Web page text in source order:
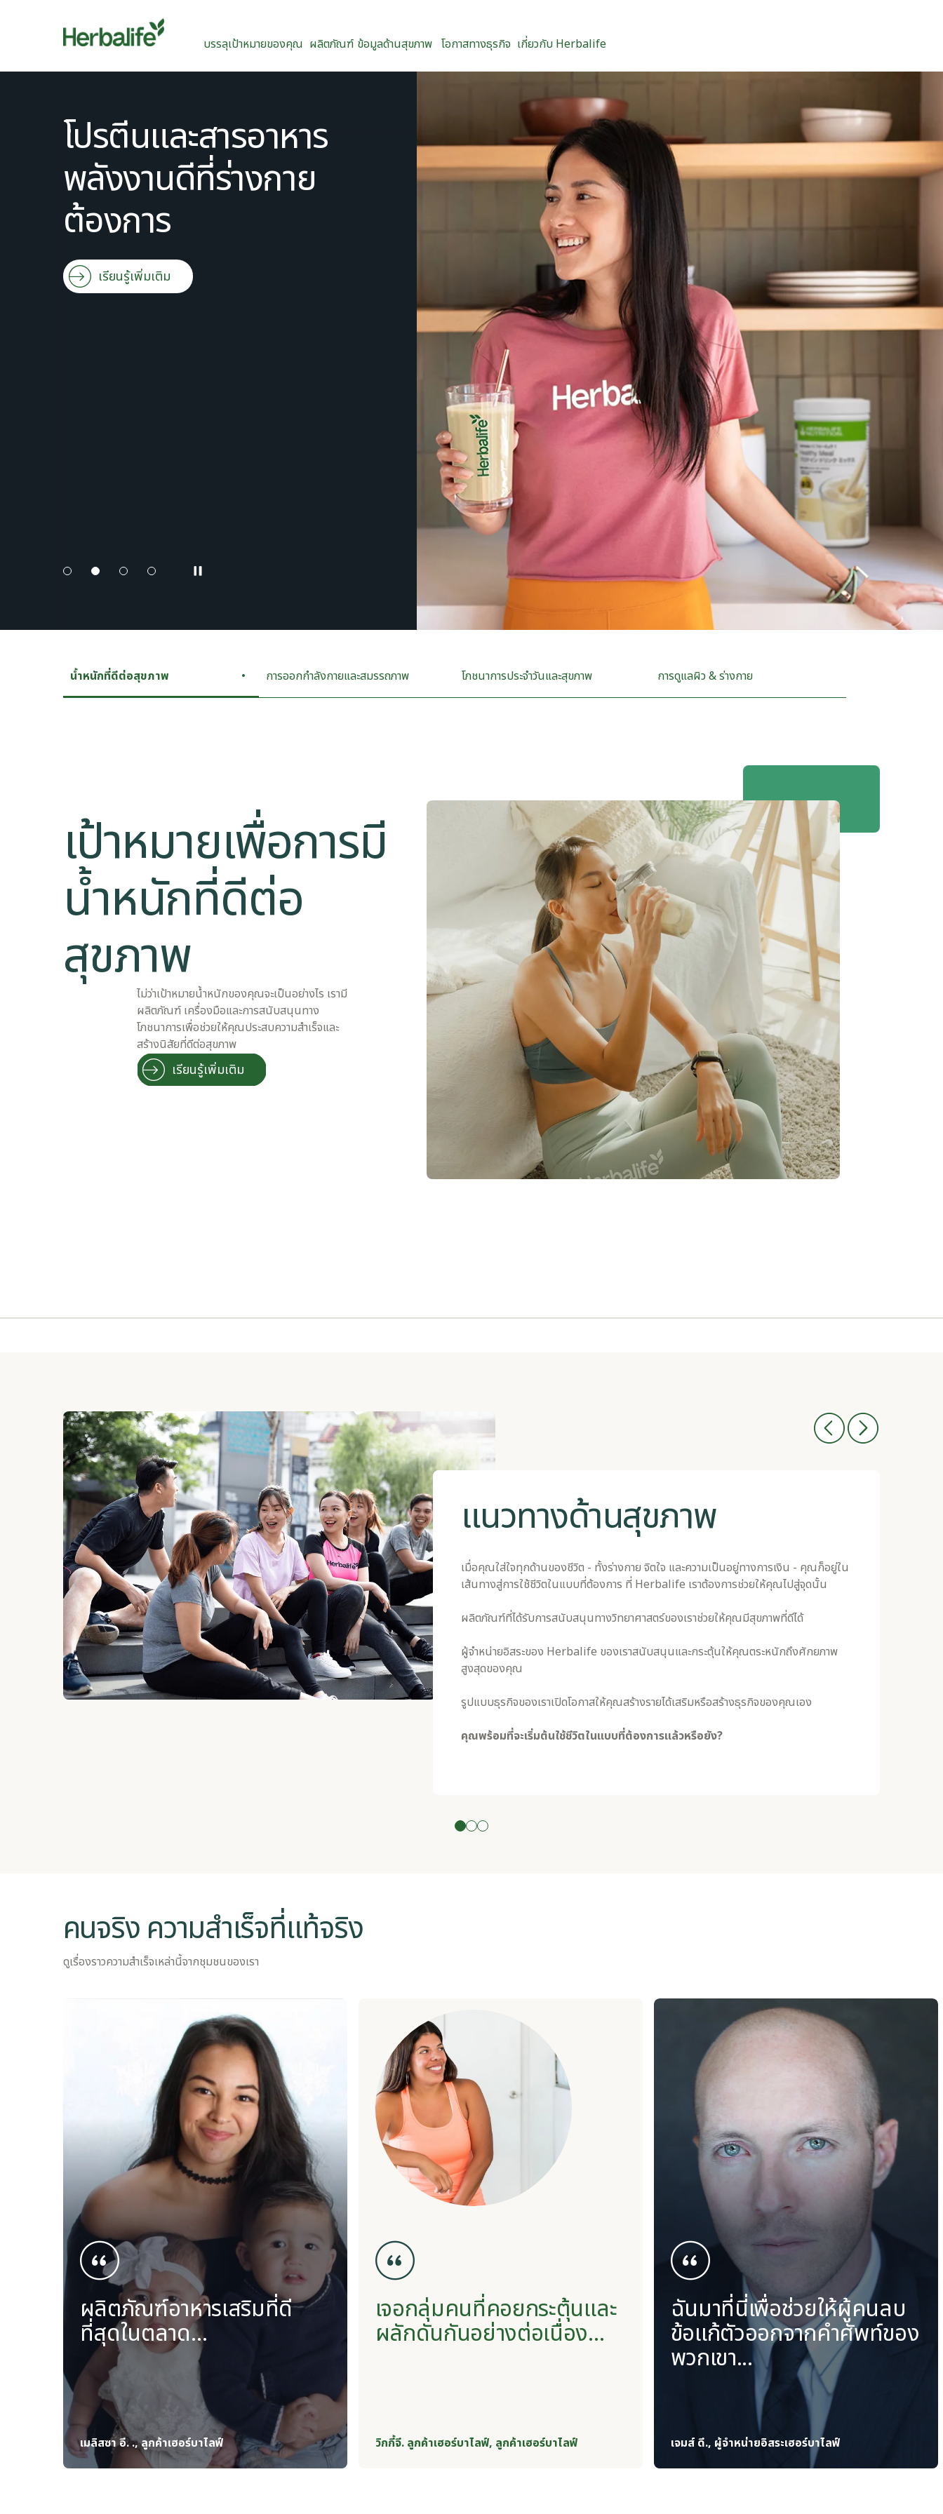
บรรลุเป้าหมายของคุณ ผลิตภัณฑ์ ข้อมูลด้านสุขภาพ โอกาสทางธุรกิจ เกี่ยวกับ Herbalife
โปรตีนและสารอาหาร
พลังงานดีที่ร่างกาย
ต้องการ
เรียนรู้เพิ่มเติม
​​น้ำหนักที่ดีต่อสุขภาพ​ การออกกำลังกายและสมรรถภาพ ​​โภชนาการประจำวันและสุขภาพ​ ​​การดูแลผิว & ร่างกาย​
เป้าหมายเพื่อการมี
น้ำหนักที่ดีต่อ
สุขภาพ
​​ไม่ว่าเป้าหมายน้ำหนักของคุณจะเป็นอย่างไร เรามี
ผลิตภัณฑ์ เครื่องมือและการสนับสนุนทาง
โภชนาการเพื่อช่วยให้คุณประสบความสําเร็จและ
สร้างนิสัยที่ดีต่อสุขภาพ​
​​เรียนรู้เพิ่มเติม
​​แนวทางด้านสุขภาพ​
เมื่อคุณใส่ใจทุกด้านของชีวิต - ทั้งร่างกาย จิตใจ และความเป็นอยู่ทางการเงิน - คุณก็อยู่ใน
เส้นทางสู่การใช้ชีวิตในแบบที่ต้องการ ที่ Herbalife เราต้องการช่วยให้คุณไปสู่จุดนั้น
ผลิตภัณฑ์ที่ได้รับการสนับสนุนทางวิทยาศาสตร์ของเราช่วยให้คุณมีสุขภาพที่ดีได้
ผู้จําหน่ายอิสระของ Herbalife ของเราสนับสนุนและกระตุ้นให้คุณตระหนักถึงศักยภาพ
สูงสุดของคุณ
รูปแบบธุรกิจของเราเปิดโอกาสให้คุณสร้างรายได้เสริมหรือสร้างธุรกิจของคุณเอง
คุณพร้อมที่จะเริ่มต้นใช้ชีวิตในแบบที่ต้องการแล้วหรือยัง?​
คนจริง ความสำเร็จที่แท้จริง
ดูเรื่องราวความสำเร็จเหล่านี้จากชุมชนของเรา
ผลิตภัณฑ์อาหารเสริมที่ดี
ที่สุดในตลาด…
เมลิสซา อี. ., ลูกค้าเฮอร์บาไลฟ์
เจอกลุ่มคนที่คอยกระตุ้นและ
ผลักดันกันอย่างต่อเนื่อง...
วิกกี้จี. ลูกค้าเฮอร์บาไลฟ์, ลูกค้าเฮอร์บาไลฟ์
ฉันมาที่นี่เพื่อช่วยให้ผู้คนลบ
ข้อแก้ตัวออกจากคำศัพท์ของ
พวกเขา...
เจมส์ ดี., ผู้จำหน่ายอิสระเฮอร์บาไลฟ์